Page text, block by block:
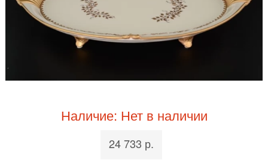
Наличие: Нет в наличии
24 733 р.